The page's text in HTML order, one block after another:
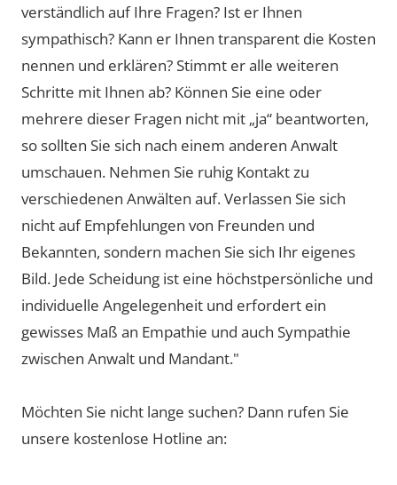
verständlich auf Ihre Fragen? Ist er Ihnen
sympathisch? Kann er Ihnen transparent die Kosten
nennen und erklären? Stimmt er alle weiteren
Schritte mit Ihnen ab? Können Sie eine oder
mehrere dieser Fragen nicht mit „ja“ beantworten,
so sollten Sie sich nach einem anderen Anwalt
umschauen. Nehmen Sie ruhig Kontakt zu
verschiedenen Anwälten auf. Verlassen Sie sich
nicht auf Empfehlungen von Freunden und
Bekannten, sondern machen Sie sich Ihr eigenes
Bild. Jede Scheidung ist eine höchstpersönliche und
individuelle Angelegenheit und erfordert ein
gewisses Maß an Empathie und auch Sympathie
zwischen Anwalt und Mandant."
Möchten Sie nicht lange suchen? Dann rufen Sie
unsere kostenlose Hotline an: